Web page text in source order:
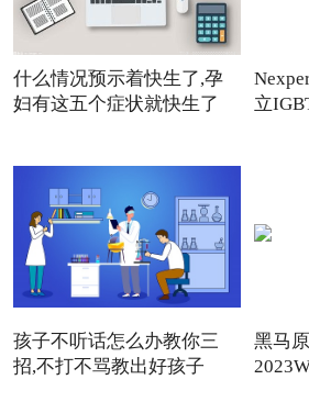
什么情况预示着快生了,孕
妇有这五个症状就快生了
立
孩子不听话怎么办教你三
招,不打不骂教出好孩子
黑马